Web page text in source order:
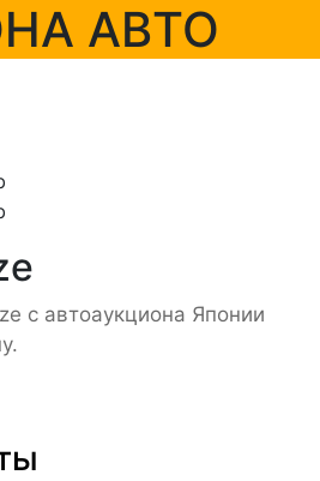
АВТО
с автоаукциона Японии